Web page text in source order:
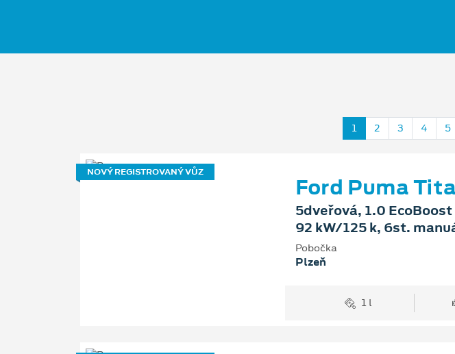
1 2 3 4 5
NOVÝ REGISTROVANÝ VŮZ
Ford Puma
5dveřová, 1.0
92 kW/125 k, 6st.
Pobočka
Plzeň
1 l